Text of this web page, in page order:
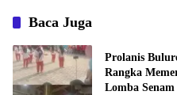
Baca Juga
Prolanis
Rangka
Lomba Senam